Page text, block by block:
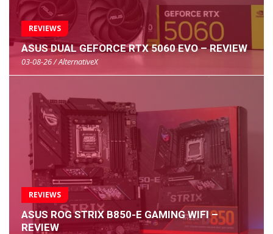
REVIEWS
ASUS DUAL GEFORCE RTX 5060 EVO – REVIEW
03-08-26 / AlternativeX
REVIEWS
ASUS ROG STRIX B850-E GAMING WIFI –
REVIEW